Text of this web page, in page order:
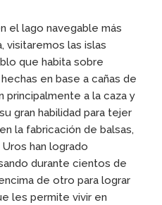
el lago navegable más
visitaremos las islas
que habita sobre
en base a cañas de
principalmente a la caza y
gran habilidad para tejer
la fabricación de balsas,
han logrado
durante cientos de
de otro para lograr
les permite vivir en